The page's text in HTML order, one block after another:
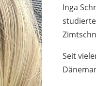
Inga
Seit